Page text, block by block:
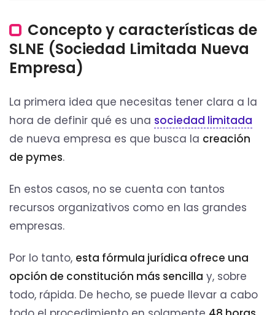
Concepto y características de
SLNE (Sociedad Limitada Nueva
Empresa)
La primera idea que necesitas tener clara a la
hora de definir qué es una sociedad limitada
de nueva empresa es que busca la creación
de pymes.
En estos casos, no se cuenta con tantos
recursos organizativos como en las grandes
empresas.
Por lo tanto, esta fórmula jurídica ofrece una
opción de constitución más sencilla y, sobre
todo, rápida. De hecho, se puede llevar a cabo